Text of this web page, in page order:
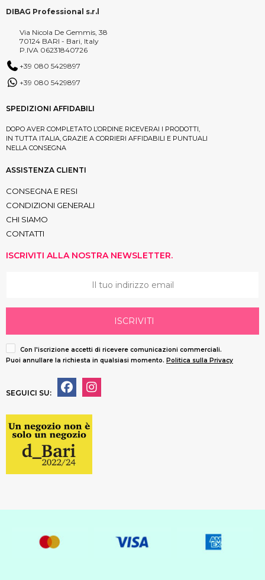
DIBAG Professional s.r.l
Via Nicola De Gemmis, 38
70124 BARI - Bari, Italy
P.IVA 06231840726
+39 080 5429897
+39 080 5429897
SPEDIZIONI AFFIDABILI
DOPO AVER COMPLETATO L’ORDINE RICEVERAI I PRODOTTI,
IN TUTTA ITALIA, GRAZIE A CORRIERI AFFIDABILI E PUNTUALI
NELLA CONSEGNA
ASSISTENZA CLIENTI
CONSEGNA E RESI
CONDIZIONI GENERALI
CHI SIAMO
CONTATTI
ISCRIVITI ALLA NOSTRA NEWSLETTER.
ISCRIVITI
Con l'iscrizione accetti di ricevere comunicazioni commerciali.
Puoi annullare la richiesta in qualsiasi momento. Politica sulla Privacy
SEGUICI SU: